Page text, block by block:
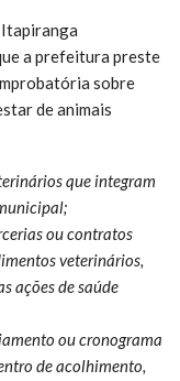
a prefeitura preste
sobre
de animais
que integram
ou contratos
veterinários,
ações de saúde
ou cronograma
de acolhimento,